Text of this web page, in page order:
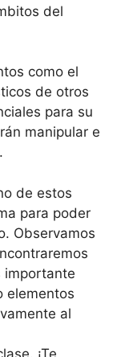
del
como el
de otros
para su
manipular e
de estos
para poder
Observamos
importante
elementos
al
¡Te